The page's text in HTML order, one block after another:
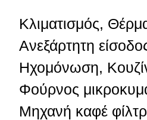
Κλιματισμός,
Ανεξάρτητη
Ηχομόνωση,
Φούρνος
Μηχανή καφέ